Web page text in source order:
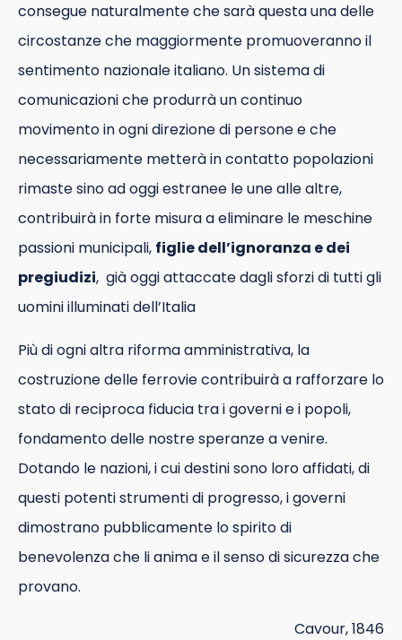
consegue naturalmente che sarà questa una delle
circostanze che maggiormente promuoveranno il
sentimento nazionale italiano. Un sistema di
comunicazioni che produrrà un continuo
movimento in ogni direzione di persone e che
necessariamente metterà in contatto popolazioni
rimaste sino ad oggi estranee le une alle altre,
contribuirà in forte misura a eliminare le meschine
passioni municipali, figlie dell’ignoranza e dei
pregiudizi, già oggi attaccate dagli sforzi di tutti gli
uomini illuminati dell’Italia
Più di ogni altra riforma amministrativa, la
costruzione delle ferrovie contribuirà a rafforzare lo
stato di reciproca fiducia tra i governi e i popoli,
fondamento delle nostre speranze a venire.
Dotando le nazioni, i cui destini sono loro affidati, di
questi potenti strumenti di progresso, i governi
dimostrano pubblicamente lo spirito di
benevolenza che li anima e il senso di sicurezza che
provano.
Cavour, 1846